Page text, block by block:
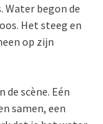
begon de
Het steeg en
op zijn
de scène. Eén
samen, een